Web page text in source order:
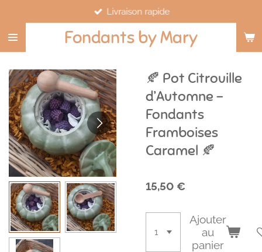
contenu
principal
Fondants by Mary
Livraison rapide
🍂 Pot Citrouille
d’Automne –
Fondants
Framboises
Caramel 🍂
15,50 €
Ajouter
au
panier